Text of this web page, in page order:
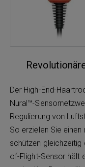
Der High-End-
Nural™-
Regulierung von
So erzielen Sie einen
schützen gleichzeitig
of-Flight-Sensor hält